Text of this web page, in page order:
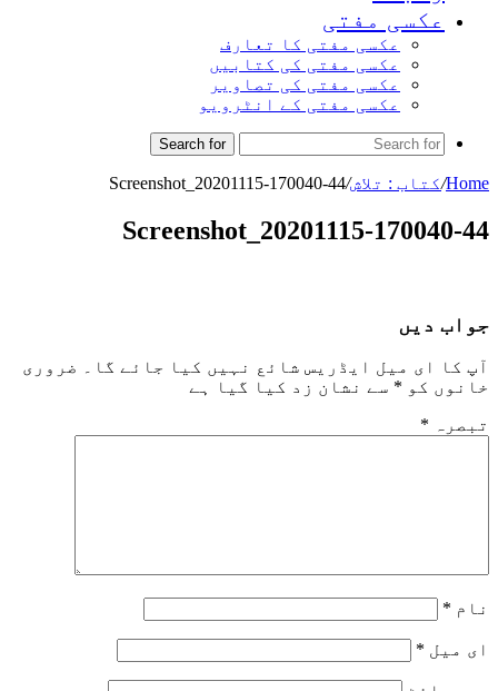
عکسی مفتی
عکسی مفتی کا تعارف
عکسی مفتی کی کتابیں
عکسی مفتی کی تصاویر
عکسی مفتی کے انٹرویو
Search for
Home
/کتاب : تلاش/
Screenshot_20201115-170040-44
Screenshot_20201115-170040-44
جواب دیں
آپ کا ای میل ایڈریس شائع نہیں کیا جائے گا۔
ضروری
خانوں کو * سے نشان زد کیا گیا ہے
تبصرہ *
نام *
ای میل *